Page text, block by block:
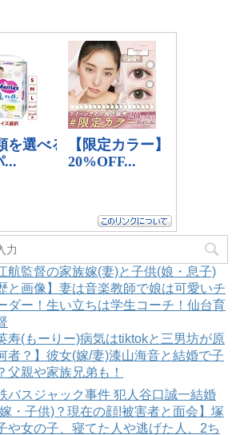
航監督の家族嫁(妻)と子供(娘・息子)
と画像】妻は音楽教師で娘は可愛いチ
ダー！生い立ちは学生コーチ！仙台育
寿(もーりー)病気はtiktokと三男坊が原
者？】彼女(嫁/妻)漆山海音と結婚で子
父親や家族兄弟も！
バスジャック事件 犯人谷口誠一結婚
・子供)？現在の顔!被害者と面会】塚
や女の子、寝てた人や逃げた人、2ち